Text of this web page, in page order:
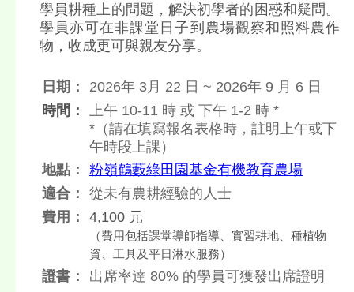
學員耕種上的問題，解決初學者的困惑和疑問。
學員亦可在非課堂日子到農場觀察和照料農作
物，收成更可與親友分享。
日期：
2026年 3月 22 日 ~ 2026年 9 月 6 日
時間：
上午 10-11 時 或 下午 1-2 時 *
*（請在填寫報名表格時，註明上午或下
午時段上課）
地點：
粉嶺鶴藪綠田園基金有機教育農場
適合：
從未有農耕經驗的人士
費用：
4,100 元
（費用包括課堂導師指導、實習耕地、種植物
資、工具及平日淋水服務）
證書： 出席率達 80% 的學員可獲發出席證明